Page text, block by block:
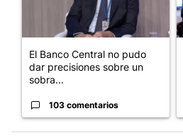
El Banco Central no pudo
dar precisiones sobre un
sobra...
103 comentarios